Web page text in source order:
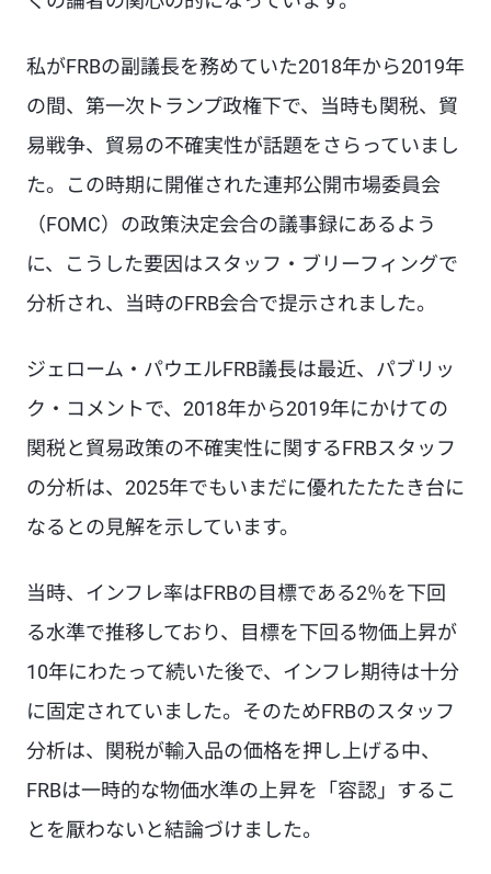
私がFRBの副議長を務めていた2018年から2019年
の間、第一次トランプ政権下で、当時も関税、貿
易戦争、貿易の不確実性が話題をさらっていまし
た。この時期に開催された連邦公開市場委員会
（FOMC）の政策決定会合の議事録にあるよう
に、こうした要因はスタッフ・ブリーフィングで
分析され、当時のFRB会合で提示されました。
ジェローム・パウエルFRB議長は最近、パブリッ
ク・コメントで、2018年から2019年にかけての
関税と貿易政策の不確実性に関するFRBスタッフ
の分析は、2025年でもいまだに優れたたたき台に
なるとの見解を示しています。
当時、インフレ率はFRBの目標である2％を下回
る水準で推移しており、目標を下回る物価上昇が
10年にわたって続いた後で、インフレ期待は十分
に固定されていました。そのためFRBのスタッフ
分析は、関税が輸入品の価格を押し上げる中、
FRBは一時的な物価水準の上昇を「容認」するこ
とを厭わないと結論づけました。